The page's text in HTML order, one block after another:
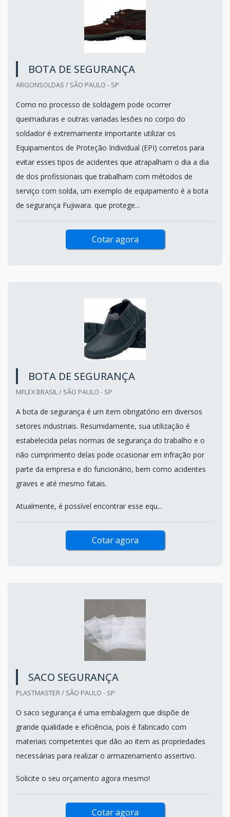
BOTA DE SEGURANÇA
ARGONSOLDAS / SÃO PAULO - SP
Como no processo de soldagem pode ocorrer
queimaduras e outras variadas lesões no corpo do
soldador é extremamente importante utilizar os
Equipamentos de Proteção Individual (EPI) corretos para
evitar esses tipos de acidentes que atrapalham o dia a dia
de dos profissionais que trabalham com métodos de
serviço com solda, um exemplo de equipamento é a bota
de segurança Fujiwara. que protege...
Cotar agora
BOTA DE SEGURANÇA
MFLEX BRASIL / SÃO PAULO - SP
A bota de segurança é um item obrigatório em diversos
setores industriais. Resumidamente, sua utilização é
estabelecida pelas normas de segurança do trabalho e o
não cumprimento delas pode ocasionar em infração por
parte da empresa e do funcionário, bem como acidentes
graves e até mesmo fatais.
Atualmente, é possível encontrar esse equ...
Cotar agora
SACO SEGURANÇA
PLASTMASTER / SÃO PAULO - SP
O saco segurança é uma embalagem que dispõe de
grande qualidade e eficiência, pois é fabricado com
materiais competentes que dão ao item as propriedades
necessárias para realizar o armazenamento assertivo.
Solicite o seu orçamento agora mesmo!
Cotar agora